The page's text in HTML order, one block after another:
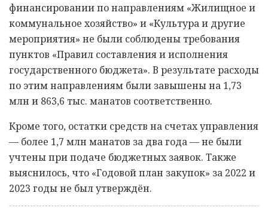
финансировании по направлениям «Жилищное и
коммунальное хозяйство» и «Культура и другие
мероприятия» не были соблюдены требования
пунктов «Правил составления и исполнения
государственного бюджета». В результате расходы
по этим направлениям были завышены на 1,73
млн и 863,6 тыс. манатов соответственно.
Кроме того, остатки средств на счетах управления
— более 1,7 млн манатов за два года — не были
учтены при подаче бюджетных заявок. Также
выяснилось, что «Годовой план закупок» за 2022 и
2023 годы не был утверждён.